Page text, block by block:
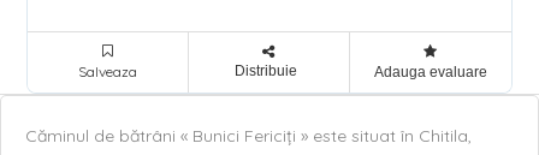
Salveaza Distribuie Adauga evaluare
Căminul de bătrâni « Bunici Fericiți » este situat în Chitila,